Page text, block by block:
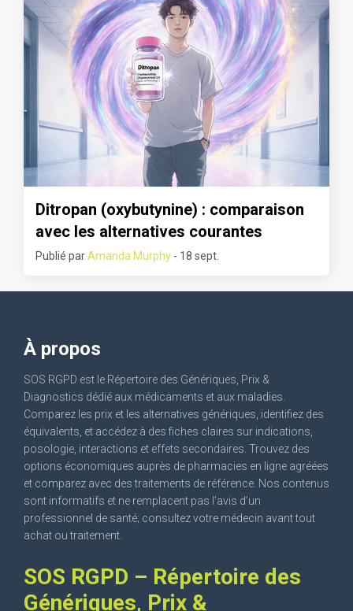
Ditropan (oxybutynine) : comparaison
avec les alternatives courantes
Publié parAmanda Murphy - 18 sept.
À propos
SOS RGPD est le Répertoire des Génériques, Prix &
Diagnostics dédié aux médicaments et aux maladies.
Comparez les prix et les alternatives génériques, identifiez des
équivalents, et accédez à des fiches claires sur indications,
posologie, interactions et effets secondaires. Trouvez des
options économiques auprès de pharmacies en ligne agréées
et comparez avec des traitements de référence. Nos contenus
sont informatifs et ne remplacent pas l’avis d’un
professionnel de santé; consultez votre médecin avant tout
achat ou traitement.
SOS RGPD – Répertoire des
Génériques, Prix &